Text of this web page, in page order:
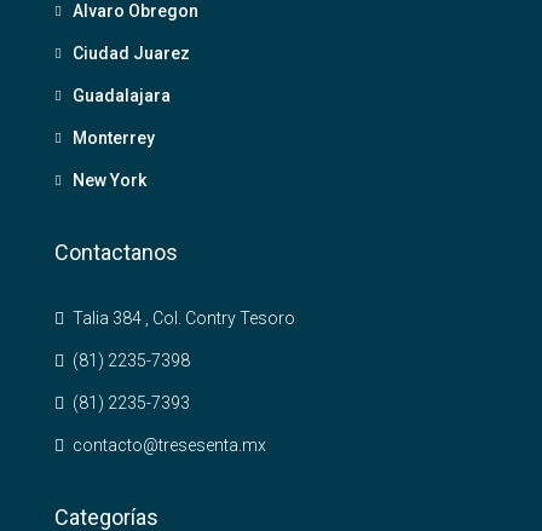
Alvaro Obregon
Ciudad Juarez
Guadalajara
Monterrey
New York
Contactanos
Talia 384 , Col. Contry Tesoro
(81) 2235-7398
(81) 2235-7393
contacto@tresesenta.mx
Categorías